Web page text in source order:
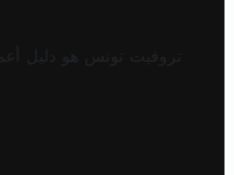
تروفيت تونس هو دليل